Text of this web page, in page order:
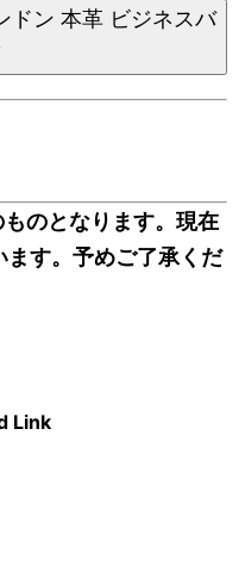
ン 本革 ビジネスバ
のとなります。現在
す。予めご了承くだ
Link